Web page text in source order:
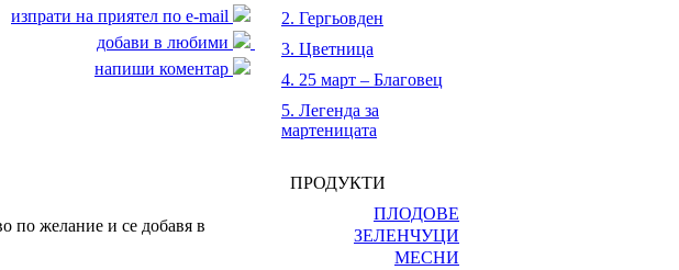
изпрати на приятел по e-mail
добави в любими
напиши коментар
по желание и се добавя в
2. Гергьовден
3. Цветница
4. 25 март – Благовец
5. Легенда за
мартеницата
ПРОДУКТИ
ПЛОДОВЕ
ЗЕЛЕНЧУЦИ
МЕСНИ